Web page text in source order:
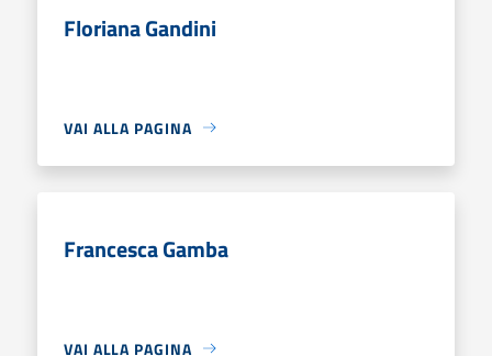
Floriana Gandini
VAI ALLA PAGINA
Francesca Gamba
VAI ALLA PAGINA